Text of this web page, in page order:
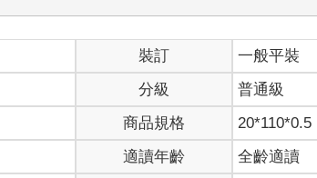
裝訂
一般平裝
分級
普通級
商品規格
20*110*0.5
適讀年齡
全齡適讀